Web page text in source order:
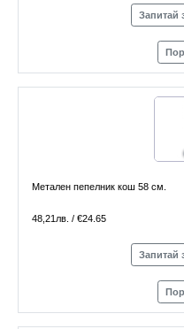
Запитай
Метален пепелник кош 58 см.
48,21лв. / €24.65
Запитай